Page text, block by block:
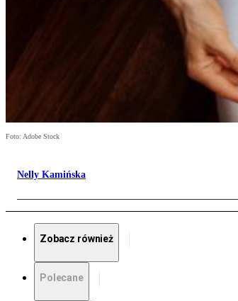
Foto: Adobe Stock
Nelly Kamińska
Zobacz również
Polecane